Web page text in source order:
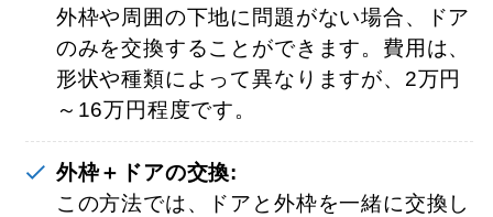
外枠や周囲の下地に問題がない場合、ドア
のみを交換することができます。費用は、
形状や種類によって異なりますが、2万円
～16万円程度です。
外枠＋ドアの交換:
この方法では、ドアと外枠を一緒に交換し